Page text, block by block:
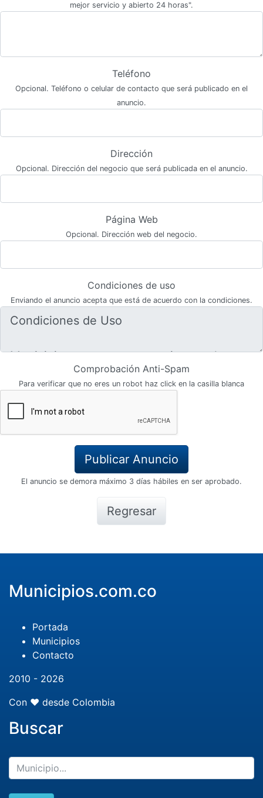
mejor servicio y abierto 24 horas".
Teléfono
Opcional. Teléfono o celular de contacto que será publicado en el
anuncio.
Dirección
Opcional. Dirección del negocio que será publicada en el anuncio.
Página Web
Opcional. Dirección web del negocio.
Condiciones de uso
Enviando el anuncio acepta que está de acuerdo con la condiciones.
Comprobación Anti-Spam
Para verificar que no eres un robot haz click en la casilla blanca
El anuncio se demora máximo 3 días hábiles en ser aprobado.
Regresar
Municipios.com.co
Portada
Municipios
Contacto
2010 - 2026
Con ❤️ desde Colombia
Buscar